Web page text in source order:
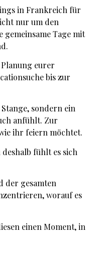
in Frankreich für
nur um den
Tage mit
eurer
bis zur
sondern ein
anfühlt. Zur
ihr feiern möchtet.
fühlt es sich
der gesamten
worauf es
einen Moment, in